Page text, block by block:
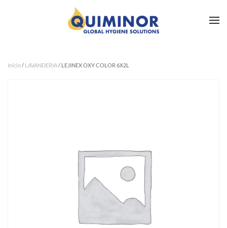
Ir al contenido principal
Inicio/ LAVANDERIA/ LEJINEX OXY COLOR 6X2L